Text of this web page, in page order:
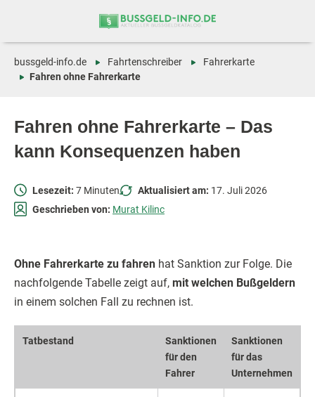
Fahren ohne Fahrerkarte – Das
kann Konsequenzen haben
bussgeld-info.de Fahrtenschreiber
Fahrerkarte
Fahren ohne Fahrerkarte
Lesezeit: 7 Minuten Aktualisiert am: 17. Juli 2026
Geschrieben von: Murat Kilinc
Ohne Fahrerkarte zu fahren hat Sanktion zur Folge. Die
nachfolgende Tabelle zeigt auf, mit welchen Bußgeldern
in einem solchen Fall zu rechnen ist.
Tatbestand
Sanktionen
für den
Fahrer
Sanktionen
für das
Unternehmen